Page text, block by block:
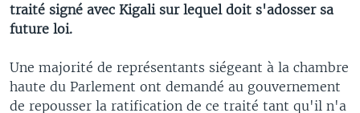
traité signé avec Kigali sur lequel doit s'adosser sa
future loi.
Une majorité de représentants siégeant à la chambre
haute du Parlement ont demandé au gouvernement
de repousser la ratification de ce traité tant qu'il n'a